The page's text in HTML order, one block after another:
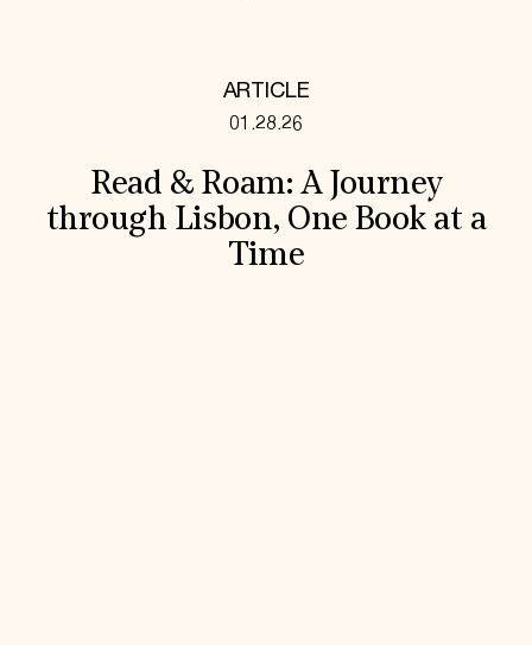
ARTICLE
01.28.26
Read & Roam: A Journey
through Lisbon, One Book at a
Time